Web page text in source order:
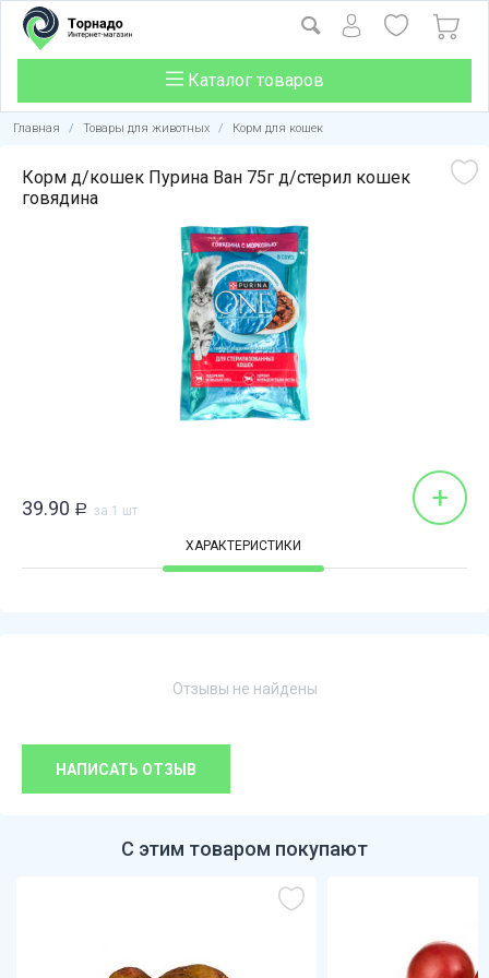
Каталог товаров
Главная / Товары для животных / Корм для кошек
Корм д/кошек Пурина Ван 75г д/стерил кошек
говядина
39.90 Р за 1 шт +
ХАРАКТЕРИСТИКИ
Отзывы не найдены
НАПИСАТЬ ОТЗЫВ
С этим товаром покупают